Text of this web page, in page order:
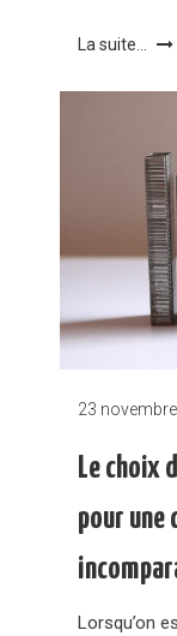
La suite...
23
Le choix
pour une
Lorsqu’on